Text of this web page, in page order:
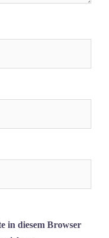
in diesem Browser